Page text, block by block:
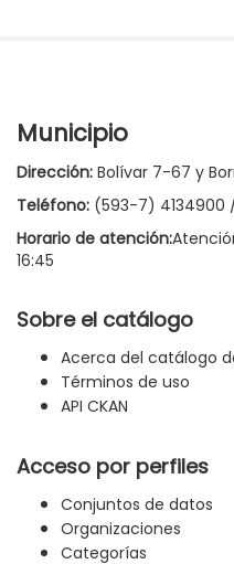
Municipio
Dirección: Bolívar 7-67 y
Teléfono: (593-7) 4134900
Horario de atención:
16:45
Sobre el catálogo
Acerca del catálogo
Términos de uso
API CKAN
Acceso por perfiles
Conjuntos de datos
Organizaciones
Categorías